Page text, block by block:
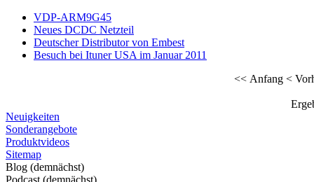
VDP-ARM9G45
Neues DCDC Netzteil
Deutscher Distributor von Embest
Besuch bei Ituner USA im Januar 2011
<< Anfang <
Neuigkeiten
Sonderangebote
Produktvideos
Sitemap
Blog (demnächst)
Podcast (demnächst)